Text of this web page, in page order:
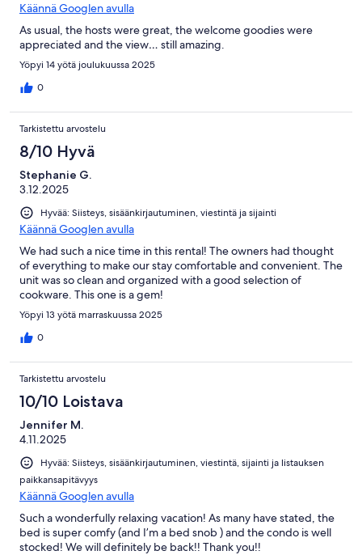
Käännä Googlen avulla
As usual, the hosts were great, the welcome goodies were
appreciated and the view… still amazing.
Yöpyi 14 yötä joulukuussa 2025
0
Tarkistettu arvostelu
8/10 Hyvä
Stephanie G.
3.12.2025
Hyvää: Siisteys, sisäänkirjautuminen, viestintä ja sijainti
Käännä Googlen avulla
We had such a nice time in this rental! The owners had thought
of everything to make our stay comfortable and convenient. The
unit was so clean and organized with a good selection of
cookware. This one is a gem!
Yöpyi 13 yötä marraskuussa 2025
0
Tarkistettu arvostelu
10/10 Loistava
Jennifer M.
4.11.2025
Hyvää: Siisteys, sisäänkirjautuminen, viestintä, sijainti ja listauksen
paikkansapitävyys
Käännä Googlen avulla
Such a wonderfully relaxing vacation! As many have stated, the
bed is super comfy (and I’m a bed snob ) and the condo is well
stocked! We will definitely be back!! Thank you!!